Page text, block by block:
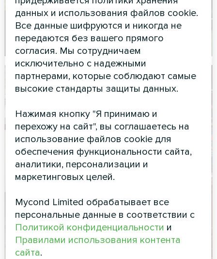
данных и использования файлов cookie.
Все данные шифруются и никогда не
передаются без вашего прямого
согласия. Мы сотрудничаем
исключительно с надежными
партнерами, которые соблюдают самые
высокие стандарты защиты данных.
Нажимая кнопку "Я принимаю и
перехожу на сайт", вы соглашаетесь на
использование файлов cookie для
обеспечения функциональности сайта,
аналитики, персонализации и
маркетинговых целей.
Mycond Limited обрабатывает все
персональные данные в соответствии с
Политикой конфиденциальности и
Правилами использования контента
сайта.